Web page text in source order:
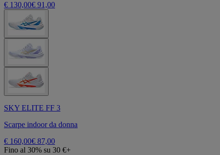
€ 130,00€ 91,00
SKY ELITE FF 3
Scarpe indoor da donna
€ 160,00€ 87,00
Fino al 30% su 30 €+